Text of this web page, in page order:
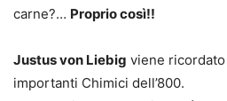
carne?… Proprio così!!
Justus von Liebig viene
importanti Chimici dell’800.